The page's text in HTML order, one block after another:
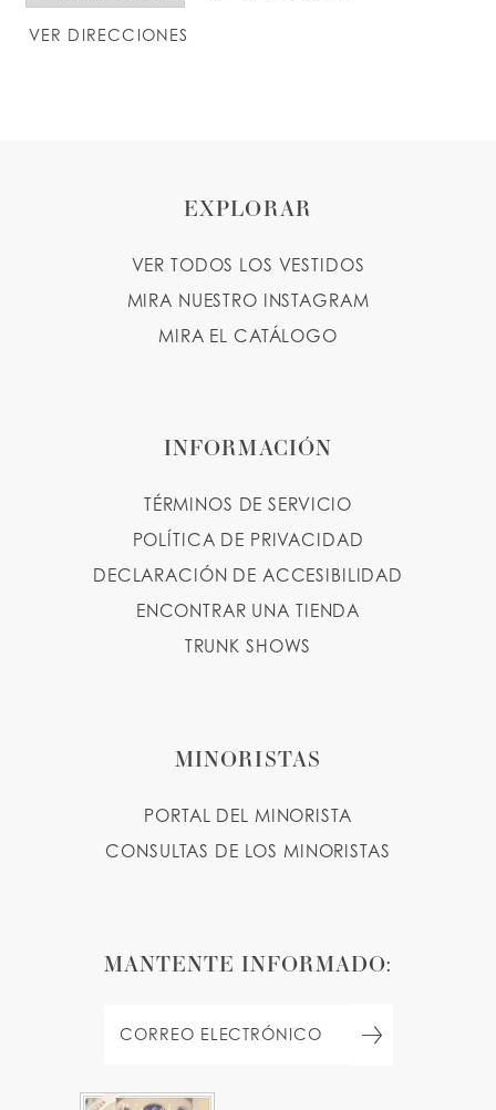
VER DIRECCIONES
EXPLORAR
VER TODOS LOS VESTIDOS
MIRA NUESTRO INSTAGRAM
MIRA EL CATÁLOGO
INFORMACIÓN
TÉRMINOS DE SERVICIO
POLÍTICA DE PRIVACIDAD
DECLARACIÓN DE ACCESIBILIDAD
ENCONTRAR UNA TIENDA
TRUNK SHOWS
MINORISTAS
PORTAL DEL MINORISTA
CONSULTAS DE LOS MINORISTAS
MANTENTE INFORMADO: